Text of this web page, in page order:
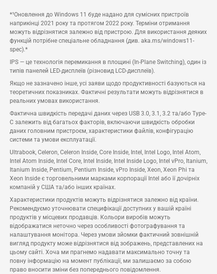
*¹Оновлення до Windows 11 буде надано для сумісних пристроїв
наприкінці 2021 року та протягом 2022 року. Терміни отримання
можуть відрізнятися залежно від пристрою. Для використання деяких
функцій потрібне спеціальне обладнання (див. aka.ms/windows11-
spec).*
IPS — це технологія перемикання в площині (In-Plane Switching), один із
типів панелей LED-дисплеїв (різновид LCD-дисплеїв).
Якщо не зазначено інше, усі заяви щодо продуктивності базуються на
теоретичних показниках. Фактичні результати можуть відрізнятися в
реальних умовах використання.
Фактична швидкість передачі даних через USB 3.0, 3.1, 3.2 та/або Type-
C залежить від багатьох факторів, включаючи швидкість обробки
даних головним пристроєм, характеристики файлів, конфігурацію
системи та умови експлуатації.
Ultrabook, Celeron, Celeron Inside, Core Inside, Intel, Intel Logo, Intel Atom,
Intel Atom Inside, Intel Core, Intel Inside, Intel Inside Logo, Intel vPro, Itanium,
Itanium Inside, Pentium, Pentium Inside, vPro Inside, Xeon, Xeon Phi та
Xeon Inside є торговельними марками корпорації Intel або її дочірніх
компаній у США та/або інших країнах.
Характеристики продуктів можуть відрізнятися залежно від країни.
Рекомендуємо уточнювати специфікації доступних у вашій країні
продуктів у місцевих продавців. Кольори виробів можуть
відображатися неточно через особливості фотографування та
налаштування монітора. Через умови зйомки фактичний зовнішній
вигляд продукту може відрізнятися від зображень, представлених на
цьому сайті. Хоча ми прагнемо надавати максимально точну та
повну інформацію на момент публікації, ми залишаємо за собою
право вносити зміни без попереднього повідомлення.